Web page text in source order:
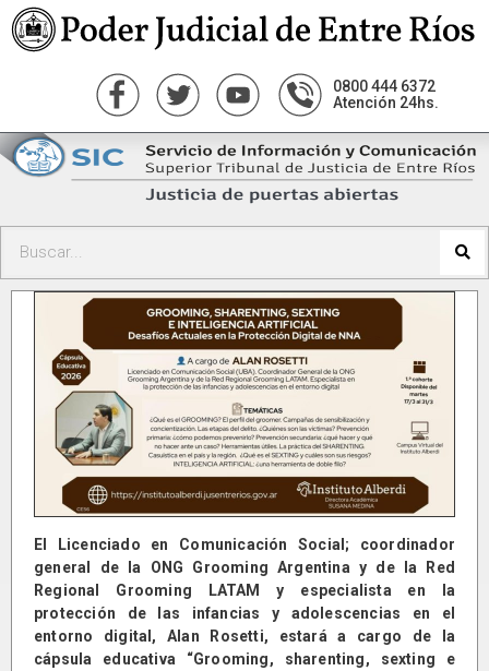
0800 444 6372
Atención 24hs.
El Licenciado en Comunicación Social; coordinador
general de la ONG Grooming Argentina y de la Red
Regional Grooming LATAM y especialista en la
protección de las infancias y adolescencias en el
entorno digital, Alan Rosetti, estará a cargo de la
cápsula educativa “Grooming, sharenting, sexting e